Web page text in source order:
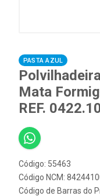
PASTA AZUL
Mata
REF.
Código: 55463
Código NCM:
Código de Barras do